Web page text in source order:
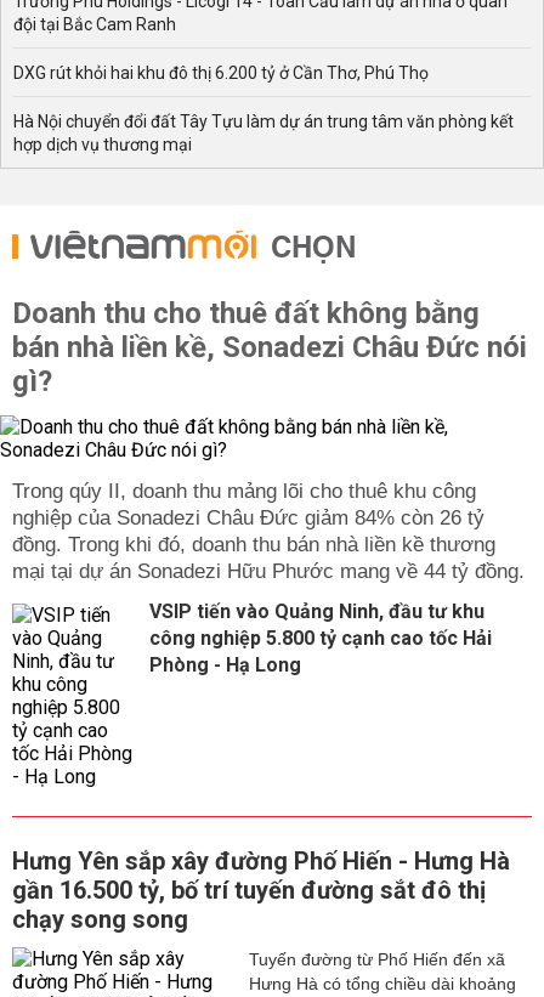
đội tại Bắc Cam Ranh
DXG rút khỏi hai khu đô thị 6.200 tỷ ở Cần Thơ, Phú Thọ
Hà Nội chuyển đổi đất Tây Tựu làm dự án trung tâm văn phòng kết
hợp dịch vụ thương mại
CHỌN
Doanh thu cho thuê đất không bằng
bán nhà liền kề, Sonadezi Châu Đức nói
gì?
Trong qúy II, doanh thu mảng lõi cho thuê khu công
nghiệp của Sonadezi Châu Đức giảm 84% còn 26 tỷ
đồng. Trong khi đó, doanh thu bán nhà liền kề thương
mại tại dự án Sonadezi Hữu Phước mang về 44 tỷ đồng.
VSIP tiến vào Quảng Ninh, đầu tư khu
công nghiệp 5.800 tỷ cạnh cao tốc Hải
Phòng - Hạ Long
Hưng Yên sắp xây đường Phố Hiến - Hưng Hà
gần 16.500 tỷ, bố trí tuyến đường sắt đô thị
chạy song song
Tuyến đường từ Phố Hiến đến xã
Hưng Hà có tổng chiều dài khoảng